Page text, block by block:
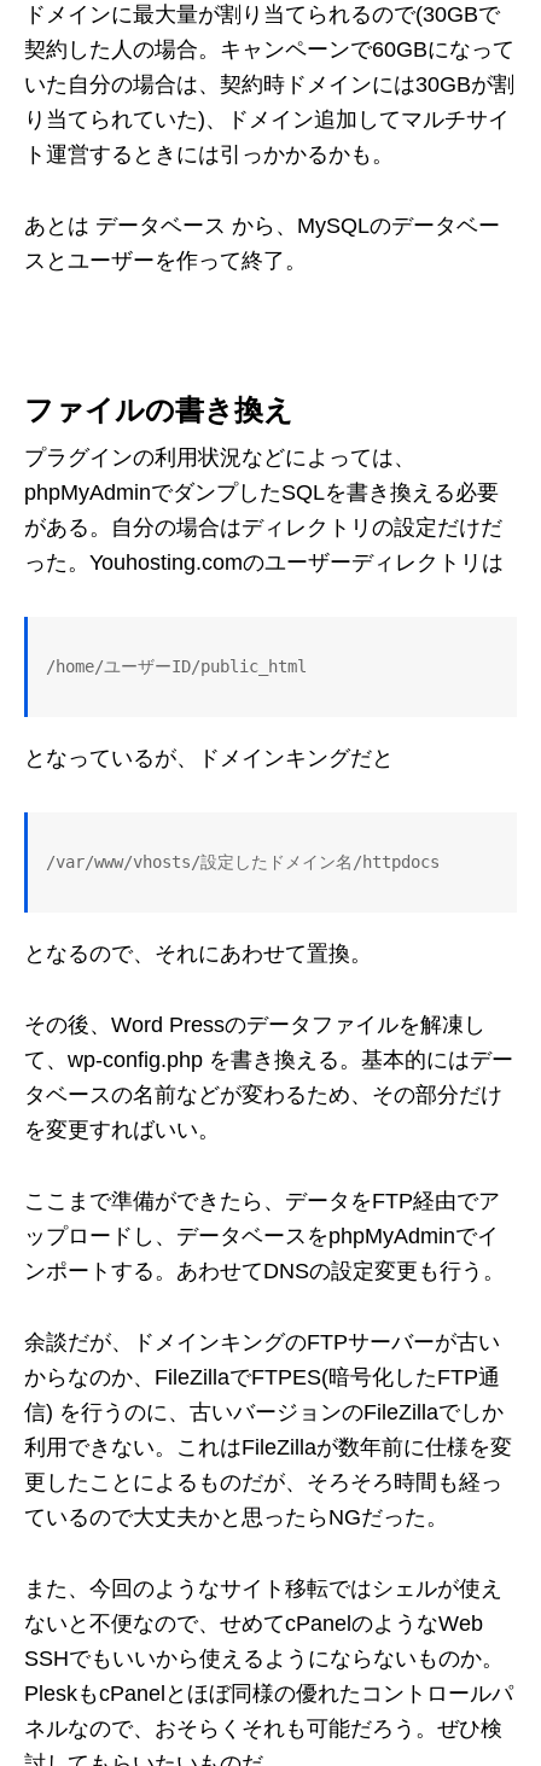
ドメインに最大量が割り当てられるので(30GBで
契約した人の場合。キャンペーンで60GBになって
いた自分の場合は、契約時ドメインには30GBが割
り当てられていた)、ドメイン追加してマルチサイ
ト運営するときには引っかかるかも。
あとは データベース から、MySQLのデータベー
スとユーザーを作って終了。
ファイルの書き換え
プラグインの利用状況などによっては、
phpMyAdminでダンプしたSQLを書き換える必要
がある。自分の場合はディレクトリの設定だけだ
った。Youhosting.comのユーザーディレクトリは
/home/ユーザーID/public_html
となっているが、ドメインキングだと
/var/www/vhosts/設定したドメイン名/httpdocs
となるので、それにあわせて置換。
その後、Word Pressのデータファイルを解凍し
て、wp-config.php を書き換える。基本的にはデー
タベースの名前などが変わるため、その部分だけ
を変更すればいい。
ここまで準備ができたら、データをFTP経由でア
ップロードし、データベースをphpMyAdminでイ
ンポートする。あわせてDNSの設定変更も行う。
余談だが、ドメインキングのFTPサーバーが古い
からなのか、FileZillaでFTPES(暗号化したFTP通
信) を行うのに、古いバージョンのFileZillaでしか
利用できない。これはFileZillaが数年前に仕様を変
更したことによるものだが、そろそろ時間も経っ
ているので大丈夫かと思ったらNGだった。
また、今回のようなサイト移転ではシェルが使え
ないと不便なので、せめてcPanelのようなWeb
SSHでもいいから使えるようにならないものか。
PleskもcPanelとほぼ同様の優れたコントロールパ
ネルなので、おそらくそれも可能だろう。ぜひ検